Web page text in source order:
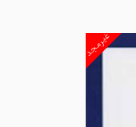
غیرمجد